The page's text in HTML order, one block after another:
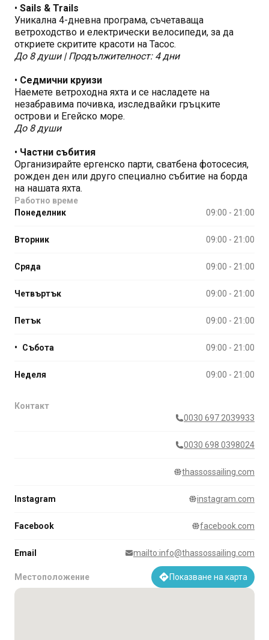
• Sails & Trails
Уникална 4-дневна програма, съчетаваща
ветроходство и електрически велосипеди, за да
откриете скритите красоти на Тасос.
До 8 души | Продължителност: 4 дни
• Седмични круизи
Наемете ветроходна яхта и се насладете на
незабравима почивка, изследвайки гръцките
острови и Егейско море.
До 8 души
• Частни събития
Организирайте ергенско парти, сватбена фотосесия,
рожден ден или друго специално събитие на борда
на нашата яхта.
Работно време
Понеделник
09:00 - 21:00
Вторник 09:00 - 21:00
Сряда 09:00 - 21:00
Четвъртък 09:00 - 21:00
Петък 09:00 - 21:00
• Събота 09:00 - 21:00
Неделя 09:00 - 21:00
Контакт
0030 697 2039933
0030 698 0398024
thassossailing.com
Instagram instagram.com
Facebook facebook.com
Email mailto:info@thassossailing.com
Местоположение Показване на карта